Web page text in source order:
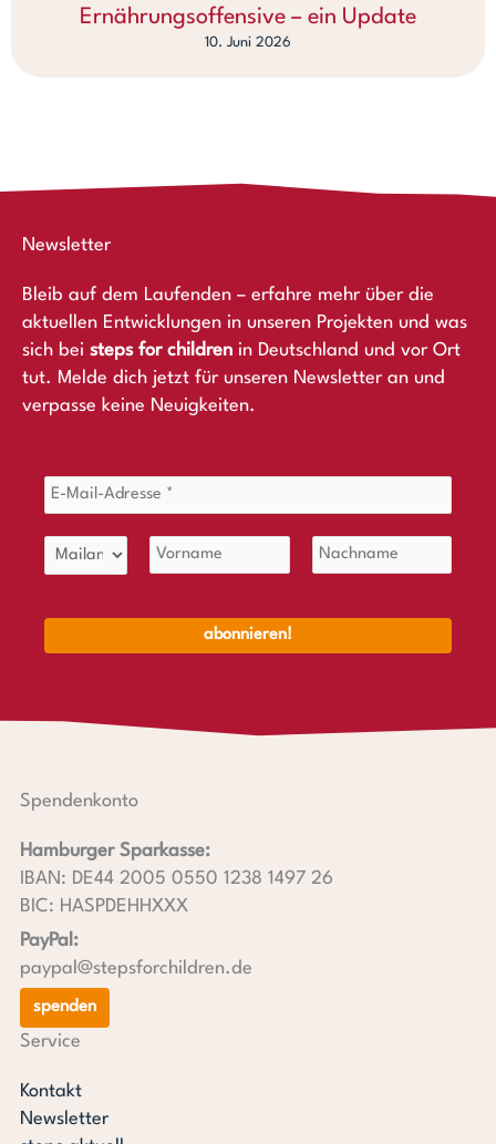
Ernährungsoffensive – ein Update
10. Juni 2026
Newsletter
Bleib auf dem Laufenden – erfahre mehr über die
aktuellen Entwicklungen in unseren Projekten und was
sich bei steps for children in Deutschland und vor Ort
tut. Melde dich jetzt für unseren Newsletter an und
verpasse keine Neuigkeiten.
Spendenkonto
Hamburger Sparkasse:
IBAN: DE44 2005 0550 1238 1497 26
BIC: HASPDEHHXXX
PayPal:
paypal@stepsforchildren.de
spenden
Service
Kontakt
Newsletter